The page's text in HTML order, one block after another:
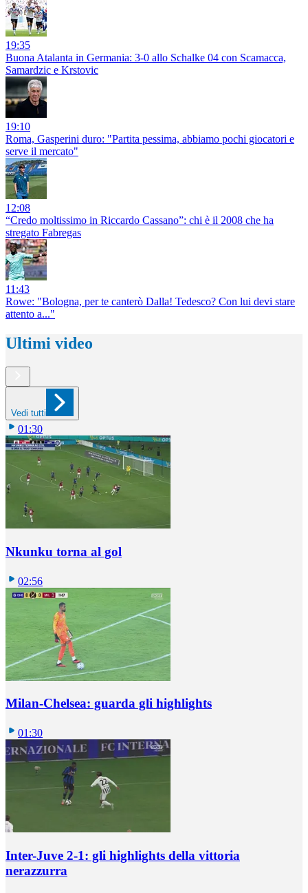
19:35
Buona Atalanta in Germania: 3-0 allo Schalke 04 con Scamacca,
Samardzic e Krstovic
19:10
Roma, Gasperini duro: "Partita pessima, abbiamo pochi giocatori e
serve il mercato"
12:08
“Credo moltissimo in Riccardo Cassano”: chi è il 2008 che ha
stregato Fabregas
11:43
Rowe: "Bologna, per te canterò Dalla! Tedesco? Con lui devi stare
attento a..."
Ultimi video
Vedi tutti
01:30
Nkunku torna al gol
02:56
Milan-Chelsea: guarda gli highlights
01:30
Inter-Juve 2-1: gli highlights della vittoria
nerazzurra